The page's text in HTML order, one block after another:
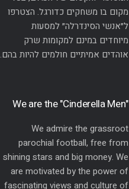
מקום בו משחקים כדורגל. הצטרפו
ל״אנשי הסינדרלה״ למסעות
מיוחדים במינם למקומות שרק
אוהדים אמיתיים חולמים להיות בהם.
"We are the "Cinderella Men
We admire the grassroot
parochial football, free from
shining stars and big money. We
are motivated by the power of
fascinating views and culture of